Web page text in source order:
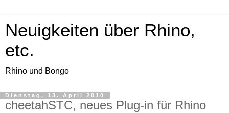
Neuigkeiten über Rhino,
etc.
Rhino und Bongo
Dienstag, 13. April 2010
cheetahSTC, neues Plug-in für Rhino